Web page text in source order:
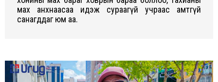
мах анхнаасаа идэж сураагүй учраас амтгүй
санагддаг юм аа.